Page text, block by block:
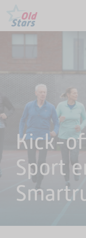
Ga naar de inhoud
Kick-
Sport